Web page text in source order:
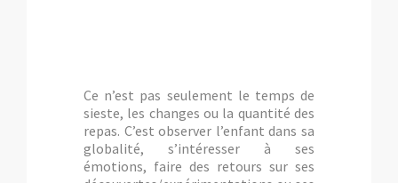
Ce n’est pas seulement le temps de
sieste, les changes ou la quantité des
repas. C’est observer l’enfant dans sa
globalité, s’intéresser à ses
émotions, faire des retours sur ses